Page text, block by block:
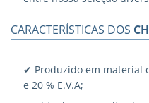
CARACTERÍSTICAS DOS
✔ Produzido em material
e 20 % E.V.A;